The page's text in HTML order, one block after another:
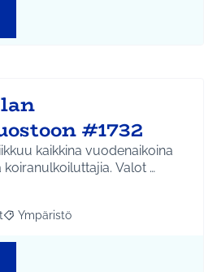
#1732
kaikkina vuodenaikoina
Valot …
mukaan: Etelä-Tuusulan kylät
Rajaa tulokset teeman mukaan:
Ympäristö